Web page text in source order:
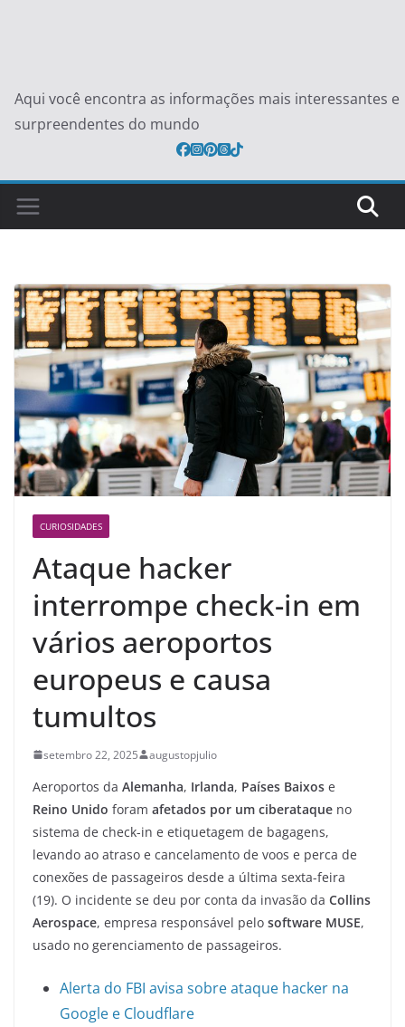
Aqui você encontra as informações mais interessantes e
surpreendentes do mundo
CURIOSIDADES
Ataque hacker
interrompe check-in em
vários aeroportos
europeus e causa
tumultos
setembro 22, 2025 augustopjulio
Aeroportos da Alemanha, Irlanda, Países Baixos e
Reino Unido foram afetados por um ciberataque no
sistema de check-in e etiquetagem de bagagens,
levando ao atraso e cancelamento de voos e perca de
conexões de passageiros desde a última sexta-feira
(19). O incidente se deu por conta da invasão da Collins
Aerospace, empresa responsável pelo software MUSE,
usado no gerenciamento de passageiros.
Alerta do FBI avisa sobre ataque hacker na
Google e Cloudflare